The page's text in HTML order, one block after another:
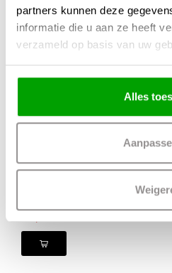
partners kunnen deze
informatie die u aan ze heeft
verzameld op basis van uw
Alles
Hanglamp Moon
Mat Goud Ø 40cm